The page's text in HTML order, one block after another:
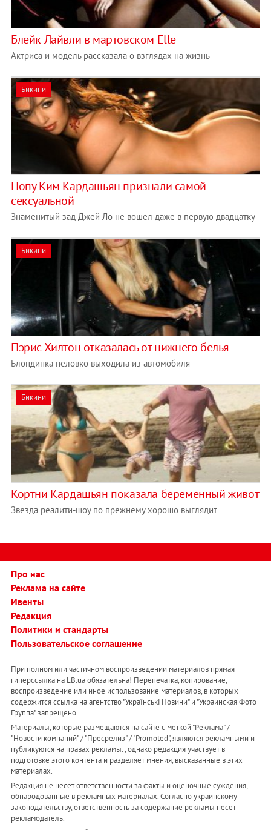
Блейк Лайвли в мартовском Elle
Актриса и модель рассказала о взглядах на жизнь
Бикини
Попу Ким Кардашьян признали самой
сексуальной
Знаменитый зад Джей Ло не вошел даже в первую двадцатку
Бикини
Пэрис Хилтон отказалась от нижнего белья
Блондинка неловко выходила из автомобиля
Бикини
Кортни Кардашьян показала беременный живот
Звезда реалити-шоу по прежнему хорошо выглядит
Про нас
Реклама на сайте
Ивенты
Редакция
Политики и стандарты
Пользовательское соглашение
При полном или частичном воспроизведении материалов прямая
гиперссылка на LB.ua обязательна! Перепечатка, копирование,
воспроизведение или иное использование материалов, в которых
содержится ссылка на агентство "Українськi Новини" и "Украинская Фото
Группа" запрещено.
Материалы, которые размещаются на сайте с меткой "Реклама" /
"Новости компаний" / "Пресрелиз" / "Promoted", являются рекламными и
публикуются на правах рекламы. , однако редакция участвует в
подготовке этого контента и разделяет мнения, высказанные в этих
материалах.
Редакция не несет ответственности за факты и оценочные суждения,
обнародованные в рекламных материалах. Согласно украинскому
законодательству, ответственность за содержание рекламы несет
рекламодатель.